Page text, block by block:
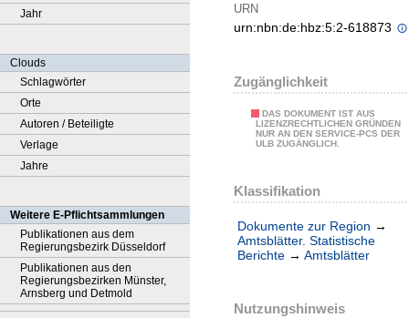
Jahr
Clouds
Schlagwörter
Orte
Autoren / Beteiligte
Verlage
Jahre
Weitere E-Pflichtsammlungen
Publikationen aus dem
Regierungsbezirk Düsseldorf
Publikationen aus den
Regierungsbezirken Münster,
Arnsberg und Detmold
URN
urn:nbn:de:hbz:5:2-618873
Zugänglichkeit
DAS DOKUMENT IST AUS
LIZENZRECHTLICHEN GRÜNDEN
NUR AN DEN SERVICE-PCS DER
ULB ZUGÄNGLICH.
Klassifikation
Dokumente zur Region →
Amtsblätter. Statistische
Berichte → Amtsblätter
Nutzungshinweis